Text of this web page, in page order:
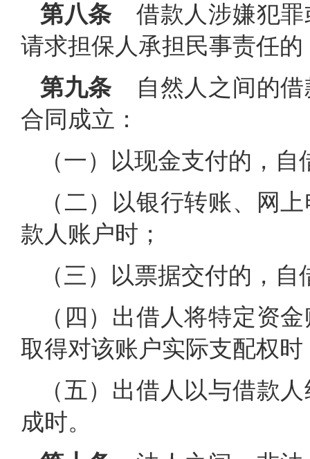
第八条 借款人涉嫌犯罪
请求担保人承担民事责任
第九条 自然人之间的借
合同成立：
（一）以现金支付的，
（二）以银行转账、网
款人账户时；
（三）以票据交付的，
（四）出借人将特定资
取得对该账户实际支配权时
（五）出借人以与借款
成时。